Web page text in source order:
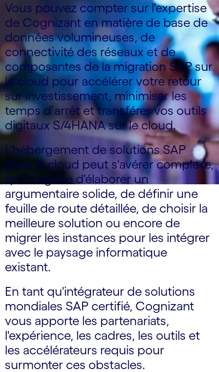
Vous pouvez compter sur l'expertise
de Cognizant en matière de base de
données volumineuses, de
connectivité des réseaux et de
composantes de la migration SAP sur
le cloud pour accélérer votre retour
sur investissement, minimiser les
temps d’arrêt et transférer vos outils
digitaux S/4HANA sur le cloud.
L'hébergement de solutions SAP
dans le cloud peut s'avérer complexe,
qu'il s'agisse d'élaborer un
argumentaire solide, de définir une
feuille de route détaillée, de choisir la
meilleure solution ou encore de
migrer les instances pour les intégrer
avec le paysage informatique
existant.
En tant qu'intégrateur de solutions
mondiales SAP certifié, Cognizant
vous apporte les partenariats,
l'expérience, les cadres, les outils et
les accélérateurs requis pour
surmonter ces obstacles.